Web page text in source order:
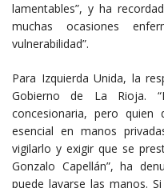
lamentables”, y ha
muchas ocasiones
vulnerabilidad”.
Para Izquierda Unida, la
Gobierno de La Rioja.
concesionaria, pero quien
esencial en manos
vigilarlo y exigir que se
Gonzalo Capellán”, ha
puede lavarse las manos.